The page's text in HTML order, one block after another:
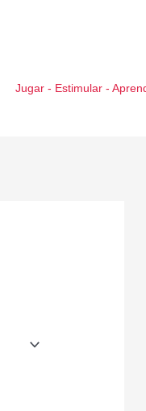
Jugar - Estimular -